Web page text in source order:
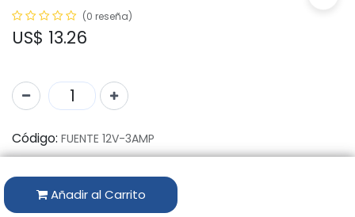
(0 reseña)
US$ 13.26
Añadir al Carrito
Código: FUENTE 12V-3AMP
Disponibilidad por Almacén